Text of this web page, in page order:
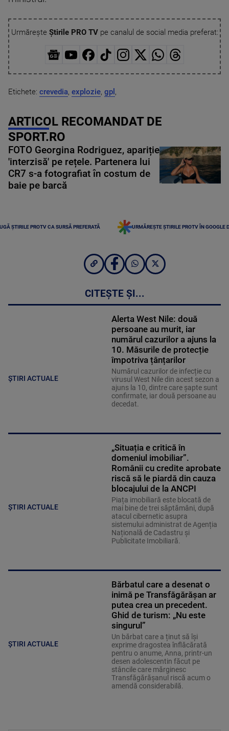
Urmărește Știrile PRO TVpe canalul de social media preferat:
Etichete: crevedia, explozie, gpl ,
ARTICOL RECOMANDAT DE
SPORT.RO
FOTO Georgina Rodriguez, apariție
'interzisă' pe rețele. Partenera lui
CR7 s-a fotografiat în costum de
baie pe barcă
ȘTIRILE PROTV CA SURSĂ PREFERATĂ URMĂREȘTE ȘTIRILE PROTV ÎN GOOGLE
CITEȘTE ȘI...
ȘTIRI ACTUALE
Alerta West Nile: două
persoane au murit, iar
numărul cazurilor a ajuns la
10. Măsurile de protecție
împotriva țânțarilor
Numărul cazurilor de infecție cu
virusul West Nile din acest sezon a
ajuns la 10, dintre care șapte sunt
confirmate, iar două persoane au
decedat.
ȘTIRI ACTUALE
„Situația e critică în
domeniul imobiliar”.
Românii cu credite aprobate
riscă să le piardă din cauza
blocajului de la ANCPI
Piața imobiliară este blocată de
mai bine de trei săptămâni, după
atacul cibernetic asupra
sistemului administrat de Agenția
Națională de Cadastru și
Publicitate Imobiliară.
ȘTIRI ACTUALE
Bărbatul care a desenat o
inimă pe Transfăgărășan ar
putea crea un precedent.
Ghid de turism: „Nu este
singurul”
Un bărbat care a ținut să își
exprime dragostea înflăcărată
pentru o anume, Anna, printr-un
desen adolescentin făcut pe
stâncile care mărginesc
Transfăgărășanul riscă acum o
amendă considerabilă.